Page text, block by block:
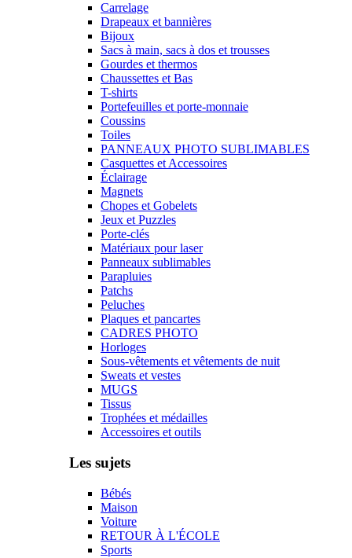
Carrelage
Drapeaux et bannières
Bijoux
Sacs à main, sacs à dos et trousses
Gourdes et thermos
Chaussettes et Bas
T-shirts
Portefeuilles et porte-monnaie
Coussins
Toiles
PANNEAUX PHOTO SUBLIMABLES
Casquettes et Accessoires
Éclairage
Magnets
Chopes et Gobelets
Jeux et Puzzles
Porte-clés
Matériaux pour laser
Panneaux sublimables
Parapluies
Patchs
Peluches
Plaques et pancartes
CADRES PHOTO
Horloges
Sous-vêtements et vêtements de nuit
Sweats et vestes
MUGS
Tissus
Trophées et médailles
Accessoires et outils
Les sujets
Bébés
Maison
Voiture
RETOUR À L'ÉCOLE
Sports